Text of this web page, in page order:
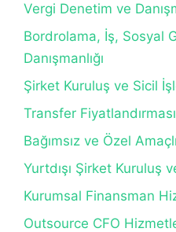
Vergi Denetim ve
Bordrolama, İş, Sosyal
Danışmanlığı
Şirket Kuruluş ve Sicil
Transfer
Bağımsız ve Özel
Yurtdışı Şirket Kuruluş
Kurumsal Finansman
Outsource CFO